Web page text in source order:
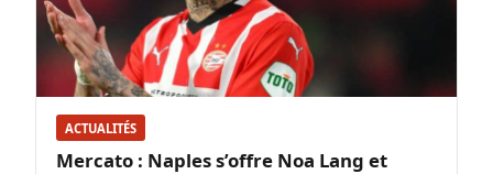
ACTUALITÉS
Mercato : Naples s’offre Noa Lang et